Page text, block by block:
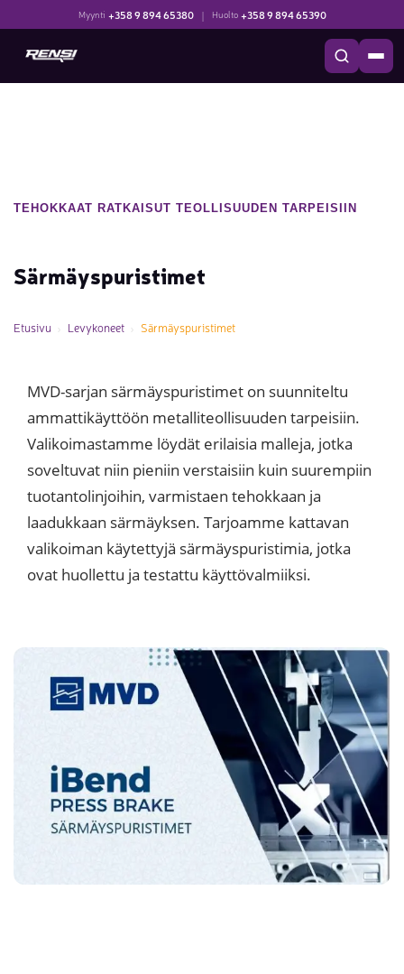
Myynti +358 9 894 65380 | Huolto +358 9 894 65390
TEHOKKAAT RATKAISUT TEOLLISUUDEN TARPEISIIN
Särmäyspuristimet
Etusivu Levykoneet Särmäyspuristimet
MVD-sarjan särmäyspuristimet on suunniteltu
ammattikäyttöön metalliteollisuuden tarpeisiin.
Valikoimastamme löydät erilaisia malleja, jotka
soveltuvat niin pieniin verstaisiin kuin suurempiin
tuotantolinjoihin, varmistaen tehokkaan ja
laadukkaan särmäyksen. Tarjoamme kattavan
valikoiman käytettyjä särmäyspuristimia, jotka
ovat huollettu ja testattu käyttövalmiiksi.